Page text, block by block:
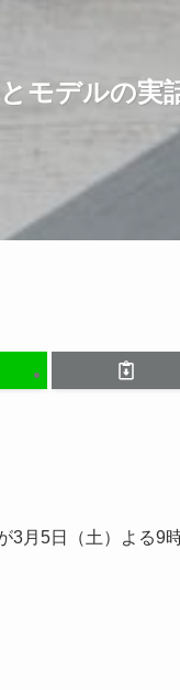
モデルの実
3月5日（土）よる9